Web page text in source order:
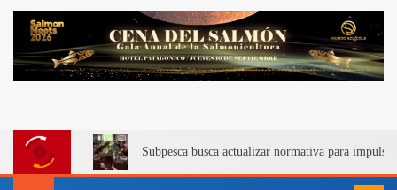
Subpesca busca actualizar normativa para